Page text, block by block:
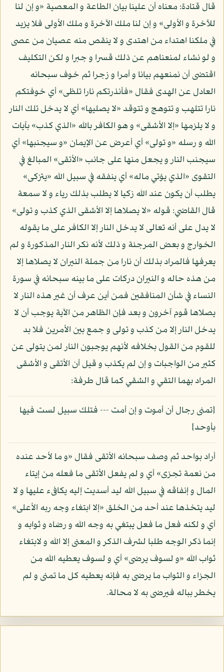
قال قتادة: معناه أن علينا بيان الطاعة و المعصية «و إن لنا
للآخرة و الأولى» و إن لنا ملك الآخرة و ملك الأولى فلا يزيد
في ملكنا اهتداء من اهتدى و لا ينقص منه عصيان من عصى
و لو نشاء لمنعناهم عن ذلك قسرا و جبرا و لكن التكليف
اقتضى أن نمنعهم بيانا و أمرا و زجرا ثم خوف سبحانه
العادل عن الهدى فقال «فأنذرتكم نارا تلظى» أي خوفتكم
نارا تتلهب و تتوهج و تتوقد «لا يصليها» أي لا يدخل تلك النار
و لا يلزمها «إلا الأشقى» و هو الكافر بالله «الذي كذب» بآيات
الله و رسله «و تولى» أي أعرض عن الإيمان «و سيجنبها» أي
سيجنب النار و يجعل منها على جانب «الأتقى» المبالغ في
التقوى «الذي يؤتي ماله» أي ينفقه في سبيل الله «يتزكى»
يطلب أن يكون عند الله زكيا لا يطلب بذلك رياء و لا سمعة
قال القاضي: قوله «لا يصلاها إلا الأشقى الذي كذب و تولى»
لا يدل على أنه تعالى لا يدخل النار إلا الكافر على ما يقوله
الخوارج و بعض المرجئة و ذلك لأنه نكر النار المذكورة و لم
يعرفها فالمراد بذلك أن نارا من جملة النيران لا يصلاها إلا
من هذه حاله و النيران دركات على ما بينه سبحانه في سورة
النساء في شأن المنافقين فمن أين عرف أن غير هذه النار لا
يصلاها قوم آخرون و بعد فإن الظاهر من الآية يوجب أن لا
يدخل النار إلا من كذب و تولى و جمع بين الأمرين فلا بد
للقوم من القول بخلافه لأنهم يوجبون النار لمن يتولى عن
كثير من الواجبات و إن لم يكذب و قيل أن الأتقى و الأشقى
المراد بهما التقي و الشقي كما قال طرفة:
{تمنى رجال أن أموت و إن أمت --- فتلك سبيل لست فيها
بأوحد}
أراد بواحد ثم وصف سبحانه الأتقى فقال «و ما لأحد عنده
من نعمة تجزى» أي و لم يفعل الأتقى ما فعله من إيتاء
المال و إنفاقه في سبيل الله ليد أسديت إليه يكافىء عليها و لا
ليد يتخذها عند أحد من الخلق «إلا ابتغاء وجه ربه الأعلى»
أي و لكنه فعل ما فعل يبتغي به وجه الله و رضاه و ثوابه و
إنما ذكر الوجه طلبا لشرف الذكر و المعنى إلا الله و لابتغاء
ثواب الله «و لسوف يرضى» أي و لسوف يعطيه الله من
الجزاء و الثواب ما يرضى به فإنه يعطيه كل ما تمنى و لم
يخطر بباله فيرضى به لا محالة.